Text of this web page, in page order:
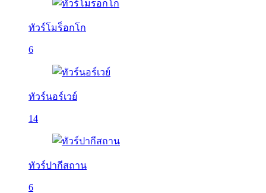
ทัวร์โมร็อกโก
6
ทัวร์นอร์เวย์
14
ทัวร์ปากีสถาน
6